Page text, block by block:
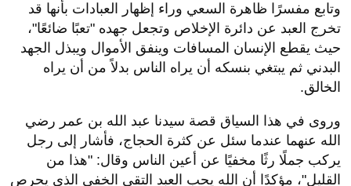
وتابع مفسرًا ظاهرة السعي وراء إظهار العبادات بأنها قد
تخرج العبد عن دائرة الإخلاص وتجعل جهده "تعبًا ضائعًا"،
حيث يقطع الإنسان المسافات وينفق الأموال ويبذل الجهد
البدني ثم يبتغي بنسكه أن يراه الناس بدلاً من أن يراه
الخالق.
وروى في هذا السياق قصة سيدنا عبد الله بن عمر رضي
الله عنهما عندما سئل عن كثرة الحجاج، فأشار إلى رجل
يركب جملًا رثًا مخفيًا عن أعين الناس وقال: "هذا من
القليل"، مؤكدًا أن الله يحب العبد التقي الخفي الذي يحرص